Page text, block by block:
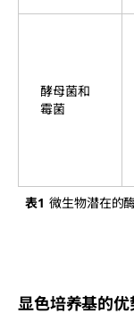
酵母菌和
霉菌
表1 微生物潜在的
显色培养基的优